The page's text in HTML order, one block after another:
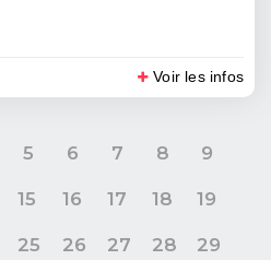
Voir les infos
5 6 7 8 9
15 16 17 18 19
25 26 27 28 29